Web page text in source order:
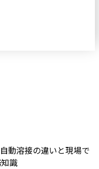
動溶接の違いと現場で
識